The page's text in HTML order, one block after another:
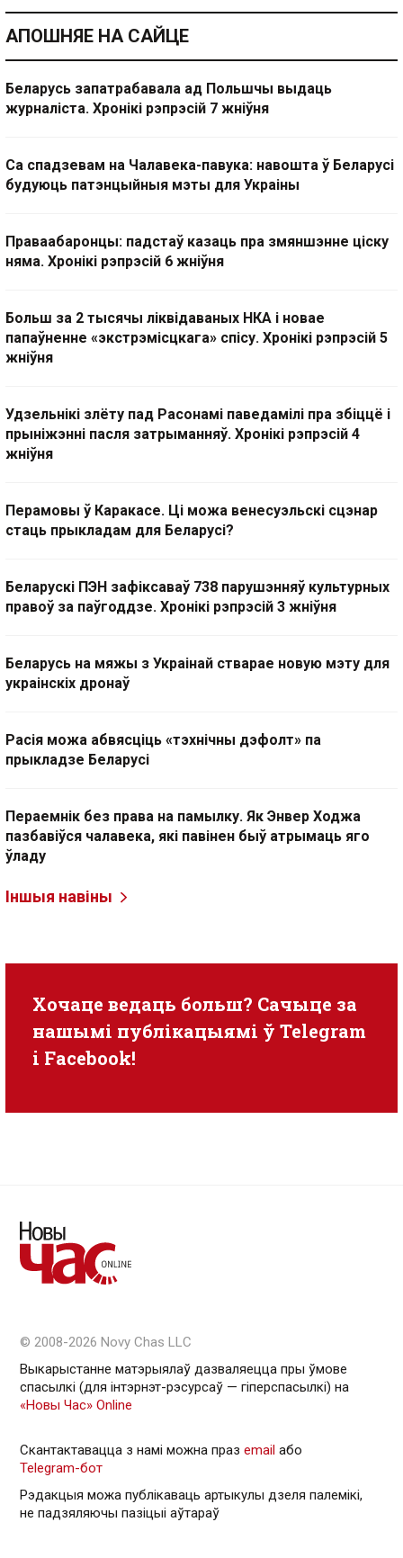
АПОШНЯЕ НА САЙЦЕ
Беларусь запатрабавала ад Польшчы выдаць
журналіста. Хронікі рэпрэсій 7 жніўня
Са спадзевам на Чалавека-павука: навошта ў Беларусі
будуюць патэнцыйныя мэты для Украіны
Праваабаронцы: падстаў казаць пра змяншэнне ціску
няма. Хронікі рэпрэсій 6 жніўня
Больш за 2 тысячы ліквідаваных НКА і новае
папаўненне «экстрэмісцкага» спісу. Хронікі рэпрэсій 5
жніўня
Удзельнікі злёту пад Расонамі паведамілі пра збіццё і
прыніжэнні пасля затрыманняў. Хронікі рэпрэсій 4
жніўня
Перамовы ў Каракасе. Ці можа венесуэльскі сцэнар
стаць прыкладам для Беларусі?
Беларускі ПЭН зафіксаваў 738 парушэнняў культурных
правоў за паўгоддзе. Хронікі рэпрэсій 3 жніўня
Беларусь на мяжы з Украінай стварае новую мэту для
украінскіх дронаў
Расія можа абвясціць «тэхнічны дэфолт» па
прыкладзе Беларусі
Пераемнік без права на памылку. Як Энвер Ходжа
пазбавіўся чалавека, які павінен быў атрымаць яго
ўладу
Іншыя навіны
Хочаце ведаць больш? Сачыце за
нашымі публікацыямі ў Telegram
i Facebook!
© 2008-2026 Novy Chas LLC
Выкарыстанне матэрыялаў дазваляецца пры ўмове
спасылкі (для інтэрнэт-рэсурсаў — гiперспасылкi) на
«Новы Час» Online
Скантактавацца з намі можна праз email або
Telegram-бот
Рэдакцыя можа публікаваць артыкулы дзеля палемікі,
не падзяляючы пазіцыі аўтараў